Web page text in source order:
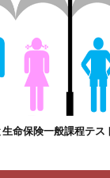
命保険一般課程テス